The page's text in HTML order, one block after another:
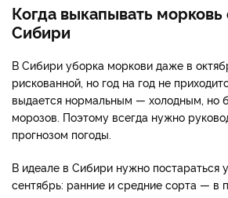
Когда выкапывать
Сибири
В Сибири уборка моркови даже в
рискованной, но год на год не
выдается нормальным — холодным, но
морозов. Поэтому всегда нужно
прогнозом погоды.
В идеале в Сибири нужно постараться
сентябрь: ранние и средние сорта — в